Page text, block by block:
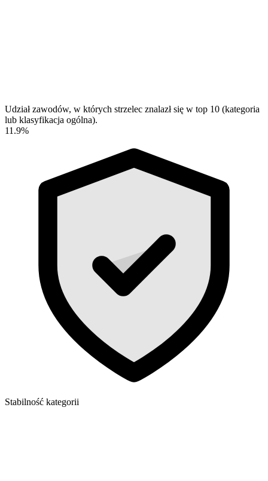
Udział zawodów, w których strzelec znalazł się w top 10 (kategoria
lub klasyfikacja ogólna).
11.9%
Stabilność kategorii